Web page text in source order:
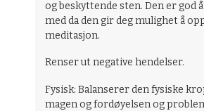
og beskyttende sten. Den er god
med da den gir deg mulighet å
meditasjon.
Renser ut negative hendelser.
Fysisk: Balanserer den fysiske
magen og fordøyelsen og